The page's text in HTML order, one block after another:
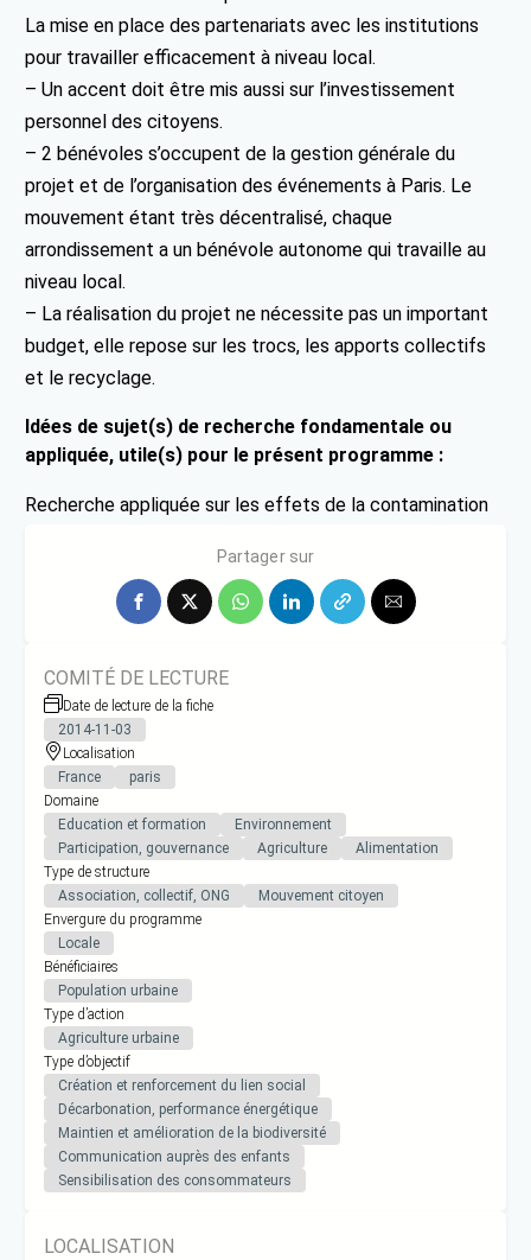
La mise en place des partenariats avec les institutions
pour travailler efficacement à niveau local.
– Un accent doit être mis aussi sur l’investissement
personnel des citoyens.
– 2 bénévoles s’occupent de la gestion générale du
projet et de l’organisation des événements à Paris. Le
mouvement étant très décentralisé, chaque
arrondissement a un bénévole autonome qui travaille au
niveau local.
– La réalisation du projet ne nécessite pas un important
budget, elle repose sur les trocs, les apports collectifs
et le recyclage.
Idées de sujet(s) de recherche fondamentale ou
appliquée, utile(s) pour le présent programme :
Recherche appliquée sur les effets de la contamination
Partager sur
COMITÉ DE LECTURE
Date de lecture de la fiche
2014-11-03
Localisation
France
paris
Domaine
Education et formation
Environnement
Participation, gouvernance
Agriculture
Alimentation
Type de structure
Association, collectif, ONG
Mouvement citoyen
Envergure du programme
Locale
Bénéficiaires
Population urbaine
Type d’action
Agriculture urbaine
Type d’objectif
Création et renforcement du lien social
Décarbonation, performance énergétique
Maintien et amélioration de la biodiversité
Communication auprès des enfants
Sensibilisation des consommateurs
LOCALISATION